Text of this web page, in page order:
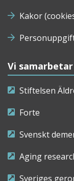
Kakor
Vi
Stiftelsen
Forte
Svenskt
Aging
Sveriges